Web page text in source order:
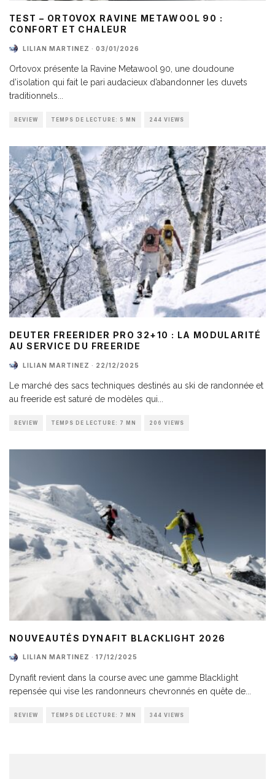
TEST – ORTOVOX RAVINE METAWOOL 90 :
CONFORT ET CHALEUR
LILIAN MARTINEZ · 03/01/2026
Ortovox présente la Ravine Metawool 90, une doudoune
d’isolation qui fait le pari audacieux d’abandonner les duvets
traditionnels...
REVIEW TEMPS DE LECTURE: 5 MN 244 VIEWS
DEUTER FREERIDER PRO 32+10 : LA MODULARITÉ
AU SERVICE DU FREERIDE
LILIAN MARTINEZ · 22/12/2025
Le marché des sacs techniques destinés au ski de randonnée et
au freeride est saturé de modèles qui
REVIEW TEMPS DE LECTURE: 7 MN 206 VIEWS
NOUVEAUTÉS DYNAFIT BLACKLIGHT 2026
LILIAN MARTINEZ · 17/12/2025
Dynafit revient dans la course avec une gamme Blacklight
repensée qui vise les randonneurs chevronnés en quête de
REVIEW TEMPS DE LECTURE: 7 MN 344 VIEWS